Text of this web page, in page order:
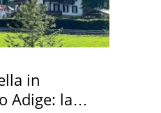
in
Adige: la